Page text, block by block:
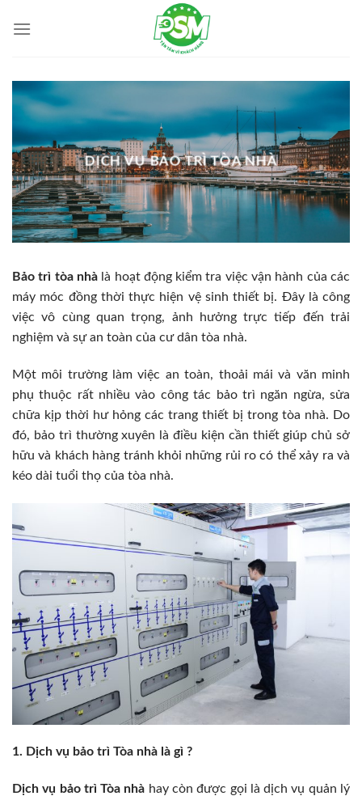
DỊCH VỤ BẢO TRÌ TÒA NHÀ
Bảo trì tòa nhàlà hoạt động kiểm tra việc vận hành của các
máy móc đồng thời thực hiện vệ sinh thiết bị. Đây là công
việc vô cùng quan trọng, ảnh hưởng trực tiếp đến trải
nghiệm và sự an toàn của cư dân tòa nhà.
Một môi trường làm việc an toàn, thoải mái và văn minh
phụ thuộc rất nhiều vào công tác bảo trì ngăn ngừa, sửa
chữa kịp thời hư hỏng các trang thiết bị trong tòa nhà. Do
đó, bảo trì thường xuyên là điều kiện cần thiết giúp chủ sở
hữu và khách hàng tránh khỏi những rủi ro có thể xảy ra và
kéo dài tuổi thọ của tòa nhà.
1. Dịch vụ bảo trì Tòa nhà là gì ?
Dịch vụ bảo trì Tòa nhà hay còn được gọi là dịch vụ quản lý